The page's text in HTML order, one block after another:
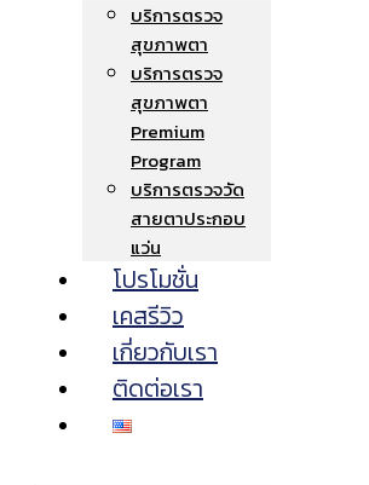
บริการตรวจ
สุขภาพตา
บริการตรวจ
สุขภาพตา
Premium
Program
บริการตรวจวัด
สายตาประกอบ
แว่น
โปรโมชั่น
เคสรีวิว
เกี่ยวกับเรา
ติดต่อเรา